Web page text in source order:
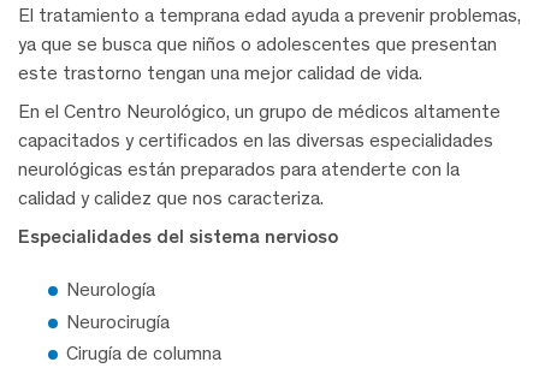
El tratamiento a temprana edad ayuda a prevenir problemas,
ya que se busca que niños o adolescentes que presentan
este trastorno tengan una mejor calidad de vida.
En el Centro Neurológico, un grupo de médicos altamente
capacitados y certificados en las diversas especialidades
neurológicas están preparados para atenderte con la
calidad y calidez que nos caracteriza.
Especialidades del sistema nervioso
Neurología
Neurocirugía
Cirugía de columna